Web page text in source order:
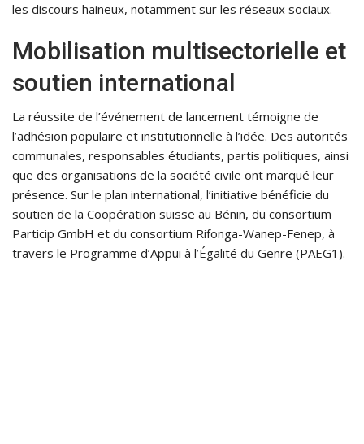
les discours haineux, notamment sur les réseaux sociaux.
Mobilisation multisectorielle et
soutien international
La réussite de l’événement de lancement témoigne de
l’adhésion populaire et institutionnelle à l’idée. Des autorités
communales, responsables étudiants, partis politiques, ainsi
que des organisations de la société civile ont marqué leur
présence. Sur le plan international, l’initiative bénéficie du
soutien de la Coopération suisse au Bénin, du consortium
Particip GmbH et du consortium Rifonga-Wanep-Fenep, à
travers le Programme d’Appui à l’Égalité du Genre (PAEG1).